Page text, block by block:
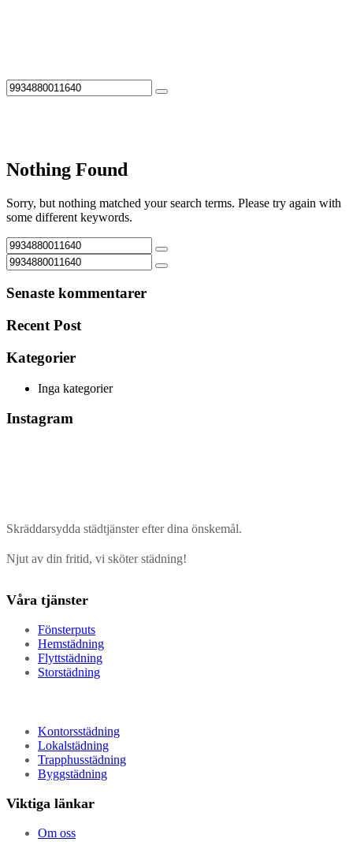
Nothing Found
Sorry, but nothing matched your search terms. Please try again with
some different keywords.
Senaste kommentarer
Recent Post
Kategorier
Inga kategorier
Instagram
Skräddarsydda städtjänster efter dina önskemål.
Njut av din fritid, vi sköter städning!
Våra tjänster
Fönsterputs
Hemstädning
Flyttstädning
Storstädning
Kontorsstädning
Lokalstädning
Trapphusstädning
Byggstädning
Viktiga länkar
Om oss